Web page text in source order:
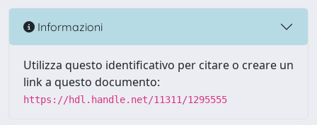
Informazioni
Utilizza questo identificativo per citare o creare un
link a questo documento:
https://hdl.handle.net/11311/1295555